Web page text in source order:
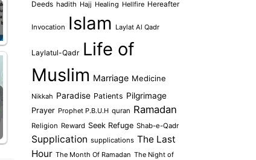
Deeds hadith Hajj Healing Hellfire Hereafter
Invocation Islam Laylat Al Qadr
Laylatul-Qadr Life of
Muslim Marriage Medicine
Nikkah Paradise Patients Pilgrimage
Prayer Prophet P.B.U.H quran Ramadan
Religion Reward Seek Refuge Shab-e-Qadr
Supplication supplications The Last
Hour The Month Of Ramadan The Night of